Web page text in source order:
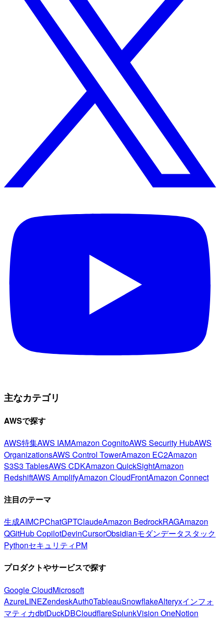
主なカテゴリ
AWSで探す
AWS特集AWS IAMAmazon CognitoAWS Security HubAWS
OrganizationsAWS Control TowerAmazon EC2Amazon
S3S3 TablesAWS CDKAmazon QuickSightAmazon
RedshiftAWS AmplifyAmazon CloudFrontAmazon Connect
注目のテーマ
生成AIMCPChatGPTClaudeAmazon BedrockRAGAmazon
QGitHub CopilotDevinCursorObsidianモダンデータスタック
PythonセキュリティPM
プロダクトやサービスで探す
Google CloudMicrosoft
AzureLINEZendeskAuth0TableauSnowflakeAlteryxインフォ
マティカdbtDuckDBCloudflareSplunkVision OneNotion